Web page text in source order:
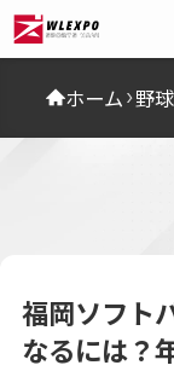
ホーム 野球
福岡ソフト
なるには？